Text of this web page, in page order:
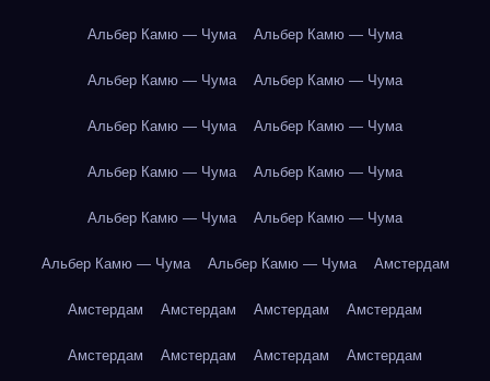
Альбер Камю — Чума Альбер Камю — Чума
Альбер Камю — Чума Альбер Камю — Чума
Альбер Камю — Чума Альбер Камю — Чума
Альбер Камю — Чума Альбер Камю — Чума
Альбер Камю — Чума Альбер Камю — Чума
Альбер Камю — Чума Альбер Камю — Чума Амстердам
Амстердам Амстердам Амстердам Амстердам
Амстердам Амстердам Амстердам Амстердам